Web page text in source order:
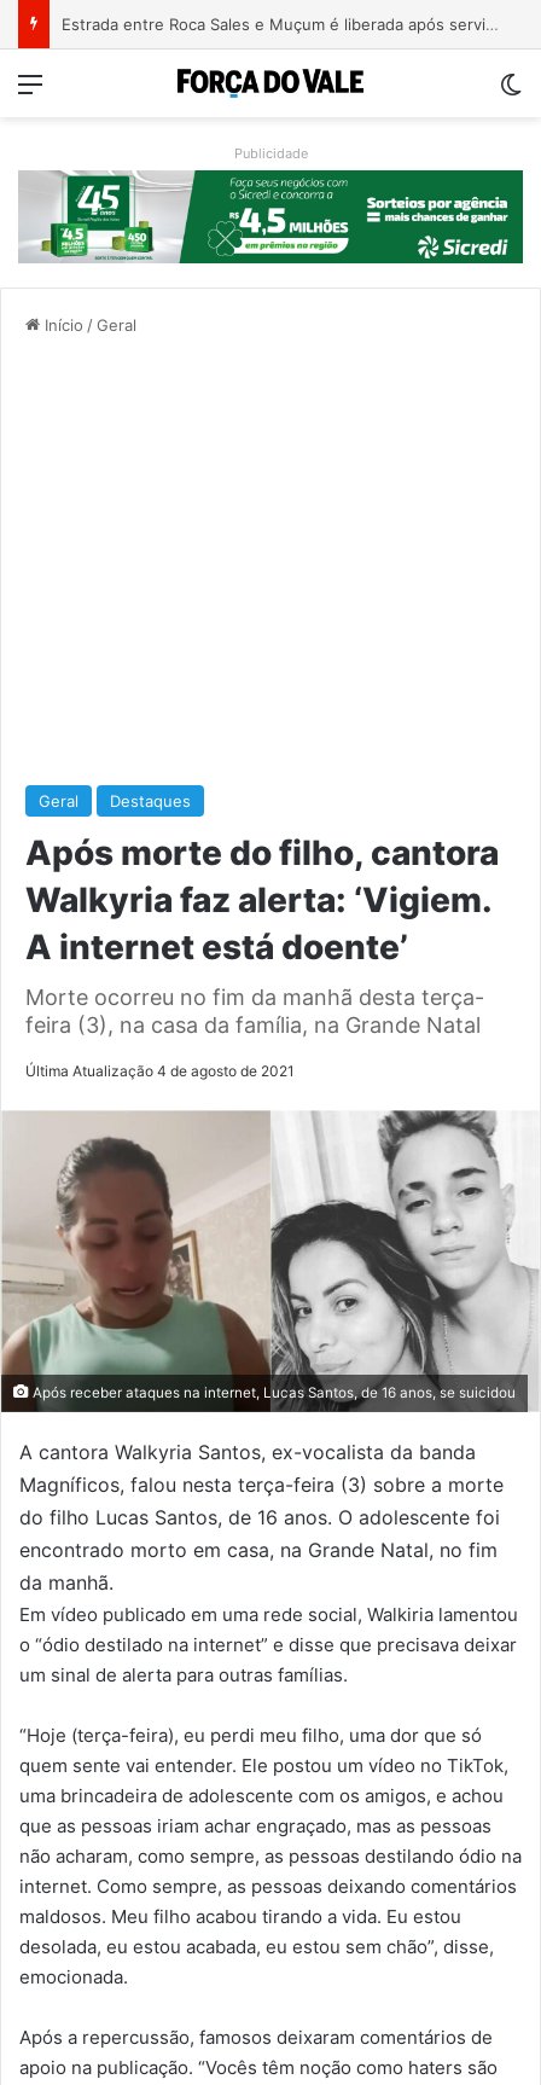
Estrada entre Roca Sales e Muçum é liberada após serviços de manutenção
Menu
Publicidade
Início /Geral
Geral Destaques
Após morte do filho, cantora
Walkyria faz alerta: ‘Vigiem.
A internet está doente’
Morte ocorreu no fim da manhã desta terça-
feira (3), na casa da família, na Grande Natal
Última Atualização 4 de agosto de 2021
Após receber ataques na internet, Lucas Santos, de 16 anos, se suicidou
A cantora Walkyria Santos, ex-vocalista da banda
Magníficos, falou nesta terça-feira (3) sobre a morte
do filho Lucas Santos, de 16 anos. O adolescente foi
encontrado morto em casa, na Grande Natal, no fim
da manhã.
Em vídeo publicado em uma rede social, Walkiria lamentou
o “ódio destilado na internet” e disse que precisava deixar
um sinal de alerta para outras famílias.
“Hoje (terça-feira), eu perdi meu filho, uma dor que só
quem sente vai entender. Ele postou um vídeo no TikTok,
uma brincadeira de adolescente com os amigos, e achou
que as pessoas iriam achar engraçado, mas as pessoas
não acharam, como sempre, as pessoas destilando ódio na
internet. Como sempre, as pessoas deixando comentários
maldosos. Meu filho acabou tirando a vida. Eu estou
desolada, eu estou acabada, eu estou sem chão”, disse,
emocionada.
Após a repercussão, famosos deixaram comentários de
apoio na publicação. “Vocês têm noção como haters são